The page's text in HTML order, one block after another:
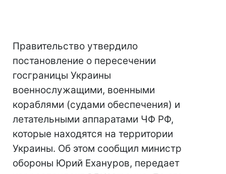
Правительство утвердило
постановление о пересечении
госграницы Украины
военнослужащими, военными
кораблями (судами обеспечения) и
летательными аппаратами ЧФ РФ,
которые находятся на территории
Украины. Об этом сообщил министр
обороны Юрий Ехануров, передает